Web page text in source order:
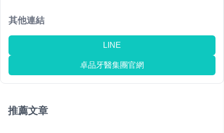
其他連結
LINE
卓品牙醫集團官網
推薦文章